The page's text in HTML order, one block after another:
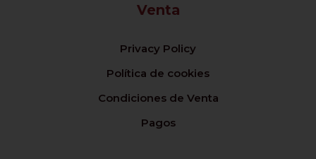
Venta
Privacy Policy
Política de cookies
Condiciones de Venta
Pagos